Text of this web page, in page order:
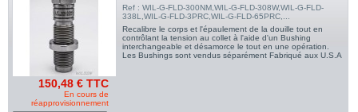
Ref : WIL-G-FLD-300NM,WIL-G-FLD-308W,WIL-G-FLD-
338L,WIL-G-FLD-3PRC,WIL-G-FLD-65PRC,...
Recalibre le corps et l'épaulement de la douille tout en
contrôlant la tension au collet à l'aide d'un Bushing
interchangeable et désamorce le tout en une opération.
Les Bushings sont vendus séparément Fabriqué aux U.S.A
150,48 € TTC
En cours de
réapprovisionnement